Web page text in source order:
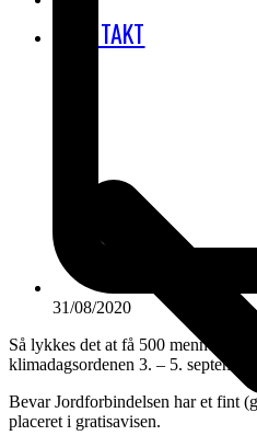
KONTAKT
31/08/2020
Så lykkes det at få 500 mennesker
klimadagsordenen 3. – 5.
Bevar Jordforbindelsen har et fint
placeret i gratisavisen.